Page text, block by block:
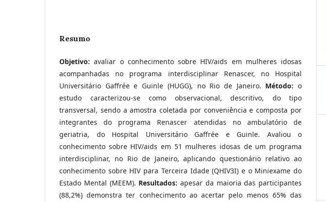
Resumo
Objetivo: avaliar o conhecimento sobre HIV/aids em mulheres idosas
acompanhadas no programa interdisciplinar Renascer, no Hospital
Universitário Gaffrée e Guinle (HUGG), no Rio de Janeiro. Método: o
estudo caracterizou-se como observacional, descritivo, do tipo
transversal, sendo a amostra coletada por conveniência e composta por
integrantes do programa Renascer atendidas no ambulatório de
geriatria, do Hospital Universitário Gaffrée e Guinle. Avaliou o
conhecimento sobre HIV/aids em 51 mulheres idosas de um programa
interdisciplinar, no Rio de Janeiro, aplicando questionário relativo ao
conhecimento sobre HIV para Terceira Idade (QHIV3I) e o Miniexame do
Estado Mental (MEEM). Resultados: apesar da maioria das participantes
(88,2%) demonstra ter conhecimento ao acertar pelo menos 65% das